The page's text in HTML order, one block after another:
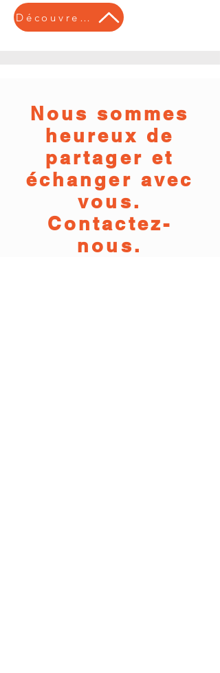
Découvrez les activités du Centre culturel en cours
Nous sommes
heureux de
partager et
échanger avec
vous.
Contactez-
nous.